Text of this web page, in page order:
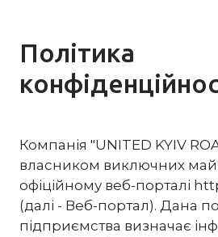
Політика
Компанія "UNITED KYIV
власником виключних
офіційному веб-порталі
(далі - Веб-портал). Дана
підприємства визначає